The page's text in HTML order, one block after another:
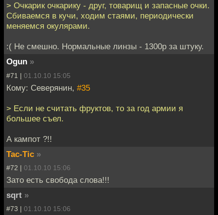
> Очкарик очкарику - друг, товарищ и запасные очки.
Сбиваемся в кучи, ходим стаями, периодически
меняемся окулярами.
:( Не смешно. Нормальные линзы - 1300р за штуку.
Ogun »
#71 | 01.10.10 15:05
Кому: Северянин, #35
> Если не считать фруктов, то за год армии я
большее съел.
А кампот ?!!
Tac-Tic »
#72 | 01.10.10 15:06
Зато есть свобода слова!!!
sqrt »
#73 | 01.10.10 15:06